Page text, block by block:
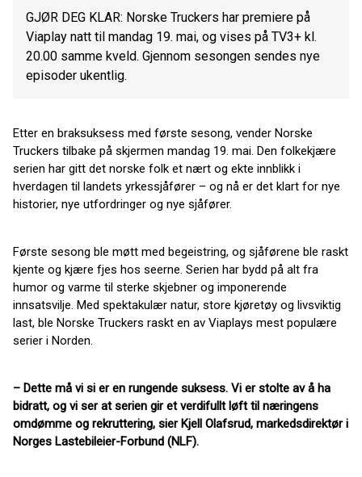
GJØR DEG KLAR: Norske Truckers har premiere på
Viaplay natt til mandag 19. mai, og vises på TV3+ kl.
20.00 samme kveld. Gjennom sesongen sendes nye
episoder ukentlig.
Etter en braksuksess med første sesong, vender Norske
Truckers tilbake på skjermen mandag 19. mai. Den folkekjære
serien har gitt det norske folk et nært og ekte innblikk i
hverdagen til landets yrkessjåfører – og nå er det klart for nye
historier, nye utfordringer og nye sjåfører.
Første sesong ble møtt med begeistring, og sjåførene ble raskt
kjente og kjære fjes hos seerne. Serien har bydd på alt fra
humor og varme til sterke skjebner og imponerende
innsatsvilje. Med spektakulær natur, store kjøretøy og livsviktig
last, ble Norske Truckers raskt en av Viaplays mest populære
serier i Norden.
– Dette må vi si er en rungende suksess. Vi er stolte av å ha
bidratt, og vi ser at serien gir et verdifullt løft til næringens
omdømme og rekruttering, sier Kjell Olafsrud, markedsdirektør i
Norges Lastebileier-Forbund (NLF).